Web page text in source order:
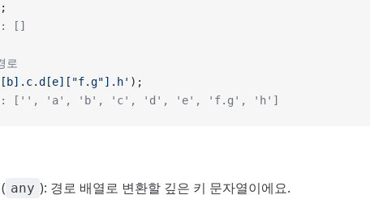
[]
로
);
['', 'a', 'b', 'c', 'd', 'e', 'f.g', 'h']
( any ): 경로 배열로 변환할 깊은 키 문자열이에요.